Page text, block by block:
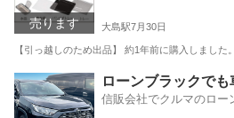
売ります 大島駅7月30日
【引っ越しのため出品】 約1年前に購入しまし
東京 江東区 大島駅 キッチン家電
ローンブラックで
信販会社でクルマのロー